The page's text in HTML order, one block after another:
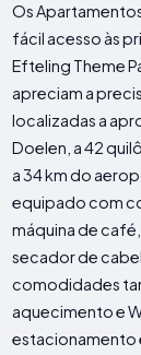
Os
fácil acesso às
Efteling Theme
apreciam a
localizadas a
Doelen, a 42
a 34 km do
equipado com
máquina de
secador de
comodidades
aquecimento e
estacionamento